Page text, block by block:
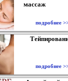
массаж
подробнее
подробнее